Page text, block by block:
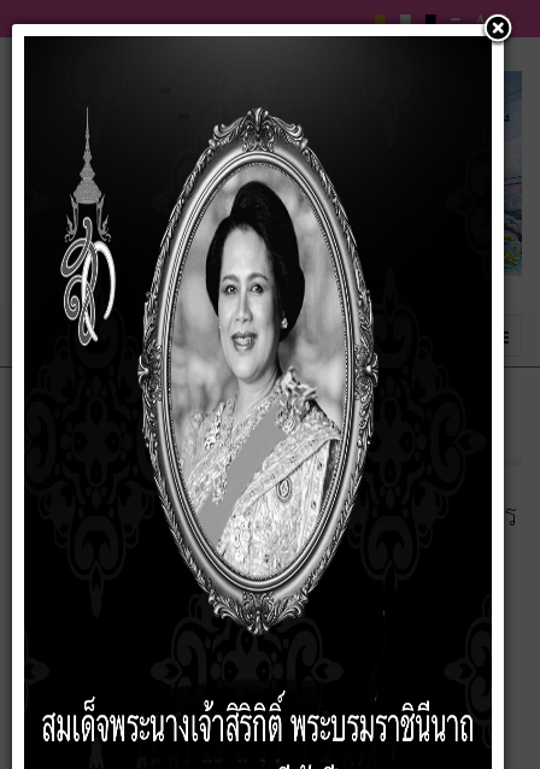
ข่าวประชาสัมพันธ์
ประกาศเทศบาลตำบลบัวเชด เรื่อง สรุปผลการ
รับฟังความคิดเห็นของประชาชนเกี่ยวกับร่าง
เทศบัญญัติเทศบาลตำบลบัวเชด
ประกาศเทศบาลตำบลบัวเชด เรื่อง สรุปผลการรับฟังความคิดเห็นของ
ประชาชนเกี่ยวกับร่างเทศบัญญัติเทศบาลตำบลบัวเชด ตามพระราชบัญญัติ
การสาธารณสุข พ.ศ.2535 และที่แก้ไขเพิ่มเติม